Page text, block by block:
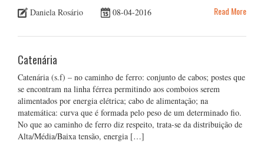
Daniela Rosário
08-04-2016 Read More
Catenária
Catenária (s.f) – no caminho de ferro: conjunto de cabos; postes que
se encontram na linha férrea permitindo aos comboios serem
alimentados por energia elétrica; cabo de alimentação; na
matemática: curva que é formada pelo peso de um determinado fio.
No que ao caminho de ferro diz respeito, trata-se da distribuição de
Alta/Média/Baixa tensão, energia […]